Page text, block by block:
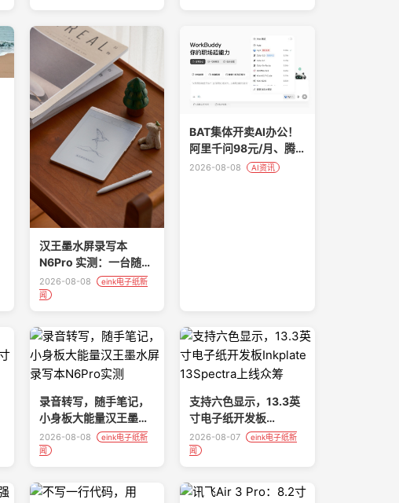
汉王墨水屏录写本
N6Pro 实测：一台随身
可用的全能 AI 数字文
具！
2026-08-08
eink电子纸新
闻
BAT集体开卖AI办公！
阿里千问98元/月、腾
讯WorkBuddy 99元、
2026-08-08 AI资讯
录音转写，随手笔记，
小身板大能量汉王墨水
屏录写本N6Pro实测
2026-08-08
eink电子纸新
闻
支持六色显示，13.3英
寸电子纸开发板
Inkplate 13Spectra上
线众筹
2026-08-07
eink电子纸新
闻